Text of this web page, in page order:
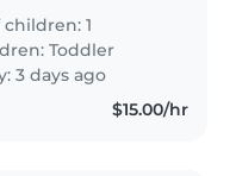
que pueda
y conozca
familiar.
1
Toddler
3 days ago
$15.00/hr